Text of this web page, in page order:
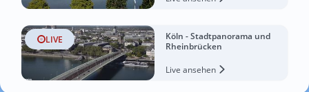
LIVE
Köln - Stadtpanorama und
Rheinbrücken
Live ansehen